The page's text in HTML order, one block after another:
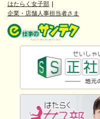
はたらく女子部
企業・店舗人事担当者さま